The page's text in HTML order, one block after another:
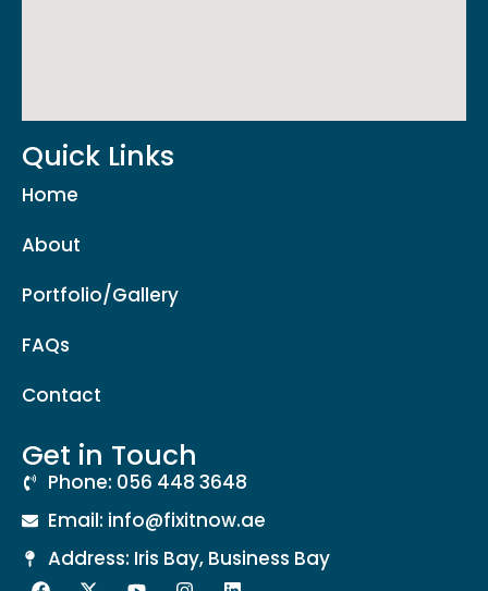
Quick Links
Home
About
Portfolio/Gallery
FAQs
Contact
Get in Touch
Phone: 056 448 3648
Email: info@fixitnow.ae
Address: Iris Bay, Business Bay